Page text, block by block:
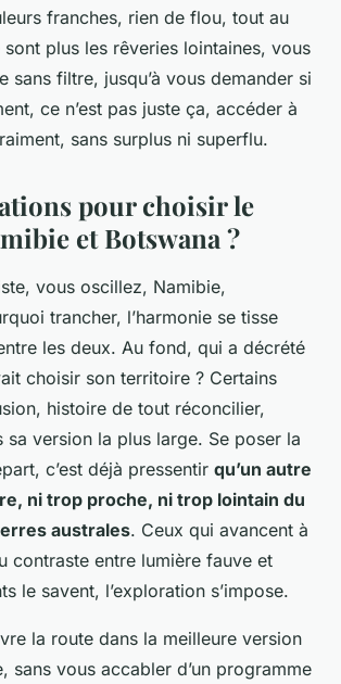
franches, rien de flou, tout au
sont plus les rêveries lointaines, vous
sans filtre, jusqu’à vous demander si
ce n’est pas juste ça, accéder à
sans surplus ni superflu.
pour choisir le
et Botswana ?
vous oscillez, Namibie,
trancher, l’harmonie se tisse
les deux. Au fond, qui a décrété
choisir son territoire ? Certains
histoire de tout réconcilier,
sa version la plus large. Se poser la
c’est déjà pressentir qu’un autre
ni trop proche, ni trop lointain du
australes. Ceux qui avancent à
contraste entre lumière fauve et
le savent, l’exploration s’impose.
la route dans la meilleure version
sans vous accabler d’un programme